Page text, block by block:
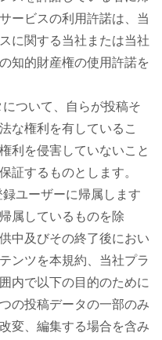
ービスの利用許諾は、当
に関する当社または当社
知的財産権の使用許諾を
ついて、自らが投稿そ
な権利を有しているこ
利を侵害していないこと
証するものとします。
ユーザーに帰属します
属しているものを除
中及びその終了後におい
ンツを本規約、当社プラ
内で以下の目的のために
の投稿データの一部のみ
変、編集する場合を含み